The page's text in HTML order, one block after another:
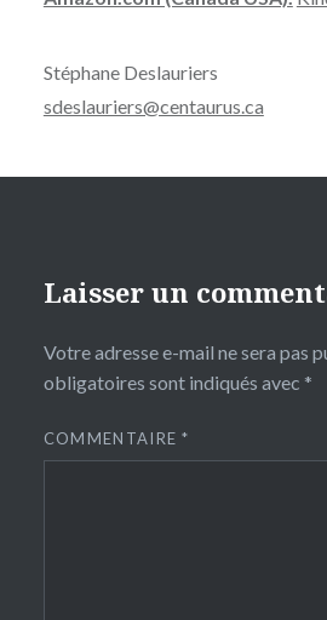
Stéphane Deslauriers
sdeslauriers@centaurus.ca
Laisser un
Votre adresse e-mail ne sera pas
obligatoires sont indiqués avec *
COMMENTAIRE*